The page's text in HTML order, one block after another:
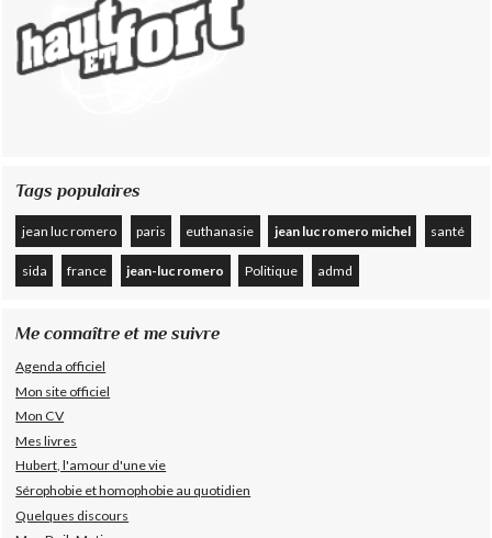
Tags populaires
jean luc romero paris euthanasie jean luc romero michel santé
sida france jean-luc romero Politique admd
Me connaître et me suivre
Agenda officiel
Mon site officiel
Mon CV
Mes livres
Hubert, l'amour d'une vie
Sérophobie et homophobie au quotidien
Quelques discours